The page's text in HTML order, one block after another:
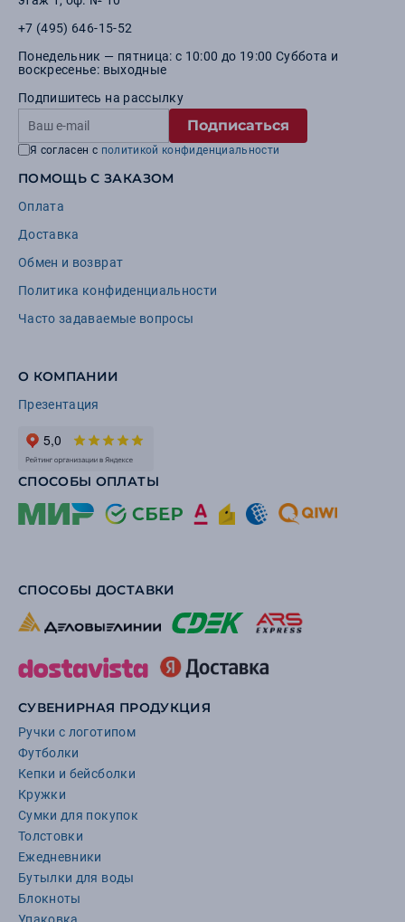
+7 (495) 646-15-52
Понедельник — пятница: с 10:00 до 19:00 Суббота и
воскресенье: выходные
Подпишитесь на рассылку
Подписаться
Я согласен с политикой конфиденциальности
ПОМОЩЬ С ЗАКАЗОМ
Оплата
Доставка
Обмен и возврат
Политика конфиденциальности
Часто задаваемые вопросы
О КОМПАНИИ
Презентация
СПОСОБЫ ОПЛАТЫ
СПОСОБЫ ДОСТАВКИ
СУВЕНИРНАЯ ПРОДУКЦИЯ
Ручки с логотипом
Футболки
Кепки и бейсболки
Кружки
Сумки для покупок
Толстовки
Ежедневники
Бутылки для воды
Блокноты